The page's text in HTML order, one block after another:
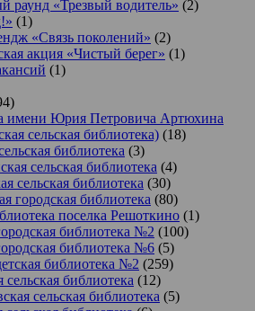
раунд «Трезвый водитель» (2)
(1)
«Связь поколений» (2)
акция «Чистый берег» (1)
(1)
имени Юрия Петровича Артюхина
сельская библиотека) (18)
библиотека (3)
сельская библиотека (4)
сельская библиотека (30)
городская библиотека (80)
поселка Решоткино (1)
библиотека №2 (100)
библиотека №6 (5)
библиотека №2 (259)
сельская библиотека (12)
сельская библиотека (5)